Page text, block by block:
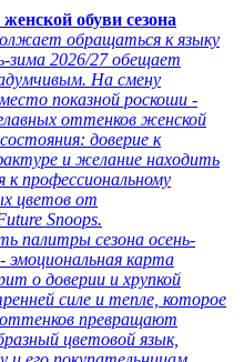
обуви сезона
обращаться к языку
зима 2026/27 обещает
На смену
показной роскоши -
оттенков женской
доверие к
и желание находить
профессиональному
цветов от
Snoops.
палитры сезона осень-
эмоциональная карта
о доверии и хрупкой
силе и тепле, которое
превращают
цветовой язык,